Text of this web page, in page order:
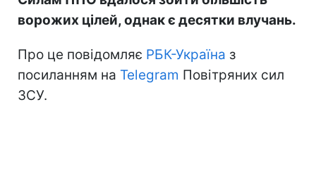
ворожих цілей, однак є десятки влучань.
Про це повідомляє РБК-Україна з
посиланням на Telegram Повітряних сил
ЗСУ.